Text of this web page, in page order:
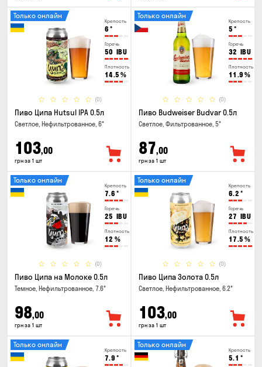
Крепость
6 °
Горечь
50 IBU
Плотность
14.5 %
(0)
Только онлайн
Пиво Ципа Hutsul IPA 0.5л
Светлое, Нефильтрованное, 6°
103,00
грн за 1 шт
Крепость
5 °
Горечь
32 IBU
Плотность
11.9 %
(0)
Только онлайн
Пиво Budweiser Budvar 0.5л
Светлое, Фильтрованное, 5°
87,00
грн за 1 шт
Крепость
7.6 °
Горечь
25 IBU
Плотность
12 %
(0)
Только онлайн
Пиво Ципа на Молоке 0.5л
Темное, Нефильтрованное, 7.6°
98,00
грн за 1 шт
Крепость
6.2 °
Горечь
27 IBU
Плотность
17.5 %
(0)
Только онлайн
Пиво Ципа Золота 0.5л
Светлое, Нефильтрованное, 6.2°
103,00
грн за 1 шт
Крепость
7.9 °
Только онлайн
Крепость
5.1 °
Только онлайн